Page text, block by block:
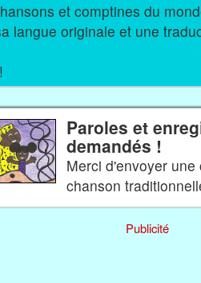
comptines du monde entier. Chacune
langue originale et une
!
Paroles et
demandés !
Merci d'envoyer
chanson
Publicité